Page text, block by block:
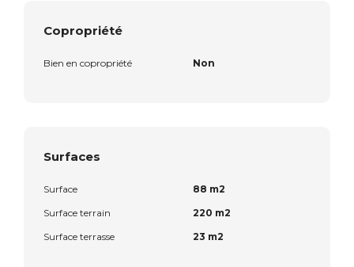
Copropriété
Bien en copropriété Non
Surfaces
Surface
88 m2
Surface terrain
220 m2
Surface terrasse
23 m2